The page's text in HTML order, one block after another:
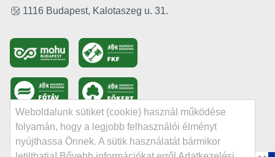
1116 Budapest, Kalotaszeg u. 31.
Weboldalunk sütiket (cookie) használ működése
folyamán, hogy a legjobb felhasználói élményt
nyújthassa Önnek. A sütik használatát bármikor